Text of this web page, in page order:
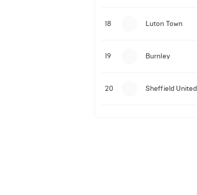
18 Luton Town
19 Burnley
20 Sheffield United